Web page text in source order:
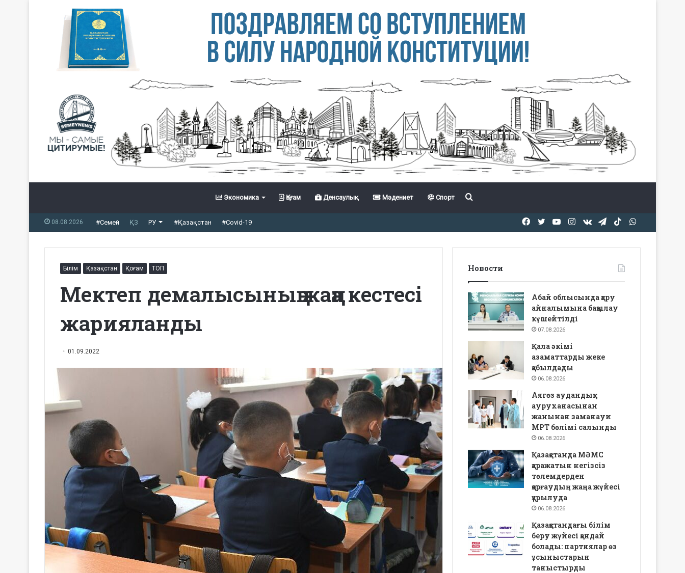
Экономика Қоғам Денсаулық Мәдениет Спорт
08.08.2026 #Семей ҚЗ РУ #Қазақстан #Covid-19 TikTok
Telegram
vk.com
Instagram
YouTube
Twitter
Facebook
Білім Қазақстан Қоғам ТОП
Мектеп демалысының жаңа кестесі
жарияланды
01.09.2022
Новости
Абай облысында қару
айналымына бақылау
күшейтілді
07.08.2026
Қала әкімі
азаматтарды жеке
қабылдады
06.08.2026
Аягөз аудандық
ауруханасынан
жанынан заманауи
МРТ бөлімі салынды
06.08.2026
Қазақстанда МӘМС
қаражатын негізсіз
төлемдерден
қорғаудың жаңа жүйесі
құрылуда
06.08.2026
Қазақстандағы білім
беру жүйесі қандай
болады: партиялар өз
ұсыныстарын
таныстырды